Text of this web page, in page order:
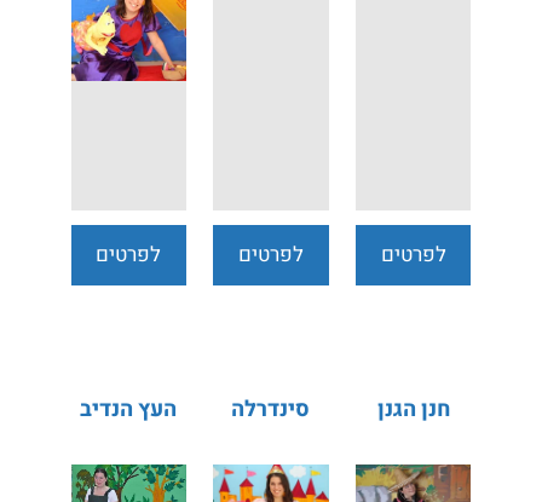
לפרטים
לפרטים
לפרטים
חנן הגנן סינדרלה העץ הנדיב